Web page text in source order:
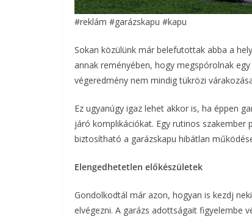
#reklám #garázskapu #kapu
Sokan közülünk már belefutottak abba a
annak reményében, hogy megspórolnak
végeredmény nem mindig tükrözi
Ez ugyanúgy igaz lehet akkor is, ha éppen
járó komplikációkat. Egy rutinos
biztosítható a garázskapu hibátlan
Elengedhetetlen előkészületek
Gondolkodtál már azon, hogyan is kezdj
elvégezni. A garázs adottságait figyelembe